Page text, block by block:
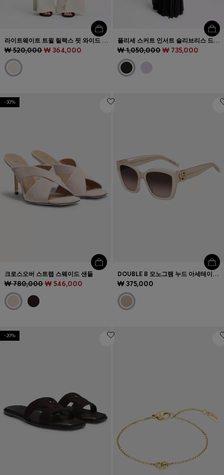
라이트웨이트 트윌 릴랙스 핏 와이드 레그 팬츠
₩ 520,000 ₩ 364,000
플리세 스커트 인서트 슬리브리스 드레스
₩ 1,050,000 ₩ 735,000
-30%
크로스오버 스트랩 스웨이드 샌들
₩ 780,000 ₩ 546,000
DOUBLE B 모노그램 누드 아세테이트 선글라스
₩ 375,000
-20%